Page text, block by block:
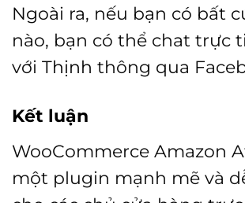
Ngoài ra, nếu bạn có bất
nào, bạn có thể chat trực
với Thịnh thông qua
Kết luận
WooCommerce Amazon
một plugin mạnh mẽ và